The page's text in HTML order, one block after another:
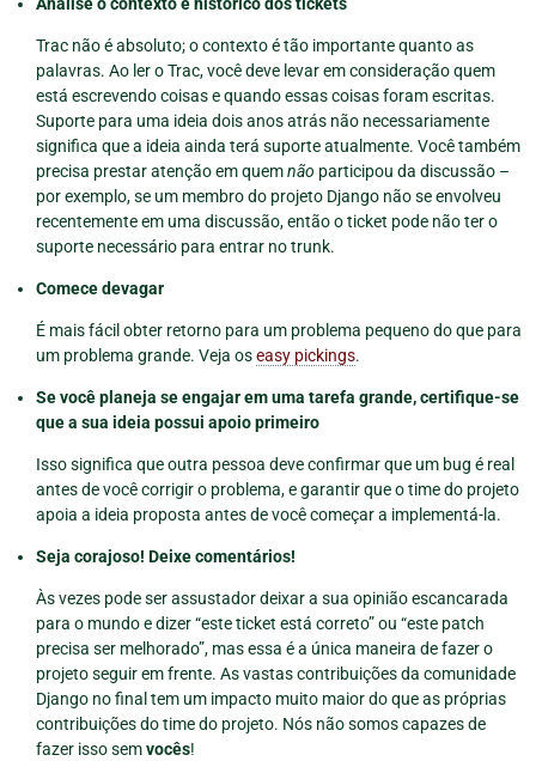
Trac não é absoluto; o contexto é tão importante quanto as
palavras. Ao ler o Trac, você deve levar em consideração quem
está escrevendo coisas e quando essas coisas foram escritas.
Suporte para uma ideia dois anos atrás não necessariamente
significa que a ideia ainda terá suporte atualmente. Você também
precisa prestar atenção em quemnão participou da discussão –
por exemplo, se um membro do projeto Django não se envolveu
recentemente em uma discussão, então o ticket pode não ter o
suporte necessário para entrar no trunk.
Comece devagar
É mais fácil obter retorno para um problema pequeno do que para
um problema grande. Veja oseasy pickings.
Se você planeja se engajar em uma tarefa grande, certifique-se
que a sua ideia possui apoio primeiro
Isso significa que outra pessoa deve confirmar que um bug é real
antes de você corrigir o problema, e garantir que o time do projeto
apoia a ideia proposta antes de você começar a implementá-la.
Seja corajoso! Deixe comentários!
Às vezes pode ser assustador deixar a sua opinião escancarada
para o mundo e dizer “este ticket está correto” ou “este patch
precisa ser melhorado”, mas essa é a única maneira de fazer o
projeto seguir em frente. As vastas contribuições da comunidade
Django no final tem um impacto muito maior do que as próprias
contribuições do time do projeto. Nós não somos capazes de
fazer isso semvocês!